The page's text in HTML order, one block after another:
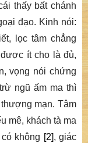
thấy bất chánh
đạo. Kinh nói:
lọc tâm chẳng
ít cho là đủ,
vọng nói chứng
ngũ ấm ma thì
mạn. Tâm
mê, khách tà ma
có không [2], giác